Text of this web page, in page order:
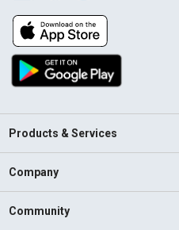
Products & Services
Company
Community